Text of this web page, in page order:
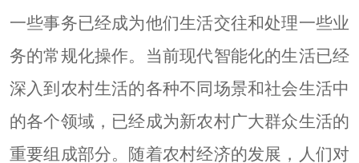
一些事务已经成为他们生活交往和处理一些业
务的常规化操作。当前现代智能化的生活已经
深入到农村生活的各种不同场景和社会生活中
的各个领域，已经成为新农村广大群众生活的
重要组成部分。随着农村经济的发展，人们对